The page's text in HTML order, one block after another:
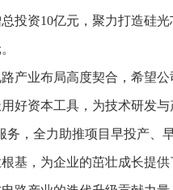
投资10亿元，聚力打造硅
产业布局高度契合，希望
好资本工具，为技术研发
，全力助推项目早投产、
基，为企业的茁壮成长提